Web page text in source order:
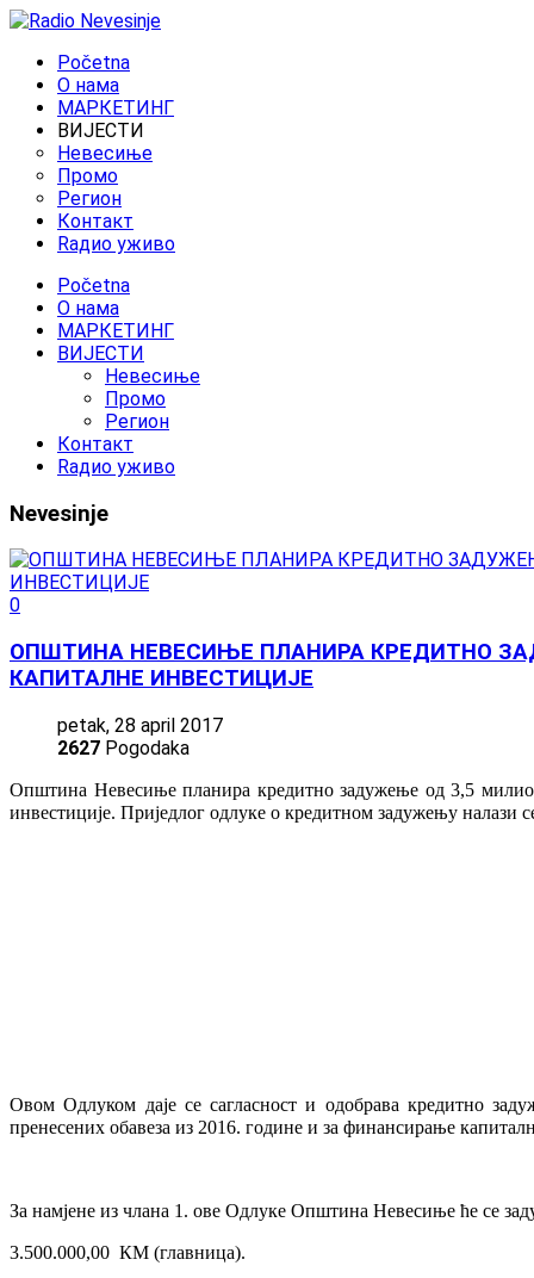
Početna
O нама
МАРКЕТИНГ
ВИЈЕСТИ
Невесиње
Промо
Регион
Контакт
Rадио уживо
Početna
O нама
МАРКЕТИНГ
ВИЈЕСТИ
Невесиње
Промо
Регион
Контакт
Rадио уживо
Nevesinje
0
ОПШТИНА НЕВЕСИЊЕ ПЛАНИРА КРЕДИТНО
КАПИТАЛНЕ ИНВЕСТИЦИЈЕ
petak, 28 april 2017
2627 Pogodaka
Општина Невесиње планира кредитно задужење од 3,5
инвестиције. Приједлог одлуке о кредитном задужењу налази
Овом Одлуком даје се сагласност и одобрава кредитно
пренесених обавеза из 2016. године и за финансирање
За намјене из члана 1. ове Одлуке Општина Невесиње
3.500.000,00 КМ (главница).